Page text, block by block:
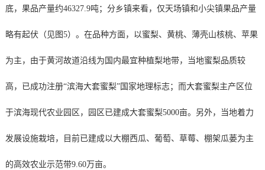
底，果品产量约46327.9吨；分乡镇来看，仅天场镇和小尖镇果品产量
略有起伏（见图5）。在品种方面，以蜜梨、黄桃、薄壳山核桃、苹果
为主，由于黄河故道沿线为国内最宜种植梨地带，当地蜜梨品质较
高，已成功注册“滨海大套蜜梨”国家地理标志；而大套蜜梨主产区位
于滨海现代农业园区，园区已建成大套蜜梨5000亩。另外，当地着力
发展设施栽培，目前已建成以大棚西瓜、葡萄、草莓、棚架瓜蒌为主
的高效农业示范带9.60万亩。